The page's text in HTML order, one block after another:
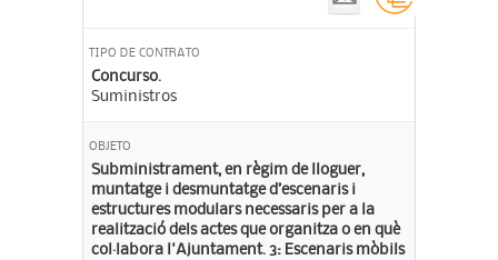
TIPO DE CONTRATO
Concurso.
Suministros
OBJETO
Subministrament, en règim de lloguer,
muntatge i desmuntatge d’escenaris i
estructures modulars necessaris per a la
realització dels actes que organitza o en què
col·labora l'Ajuntament. 3: Escenaris mòbils